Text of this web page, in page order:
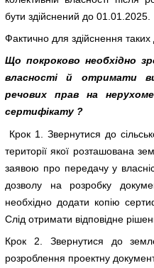
бути здійснений до 01.01.2025.
Фактично для здійснення
Що покроково необхідно
власності й отримати
речових прав на
сертифікату ?
Крок 1. Звернутися до
території якої розташована
заявою про передачу у
дозволу на розробку
необхідно додати копію
Слід отримати відповідне
Крок 2. Звернутися до
розроблення проектну